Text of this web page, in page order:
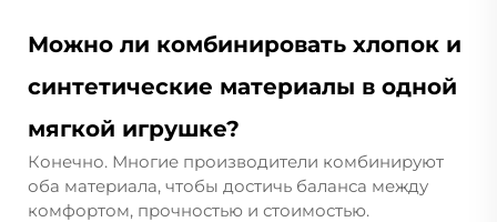
Можно ли комбинировать хлопок и
синтетические материалы в одной
мягкой игрушке?
Конечно. Многие производители комбинируют
оба материала, чтобы достичь баланса между
комфортом, прочностью и стоимостью.